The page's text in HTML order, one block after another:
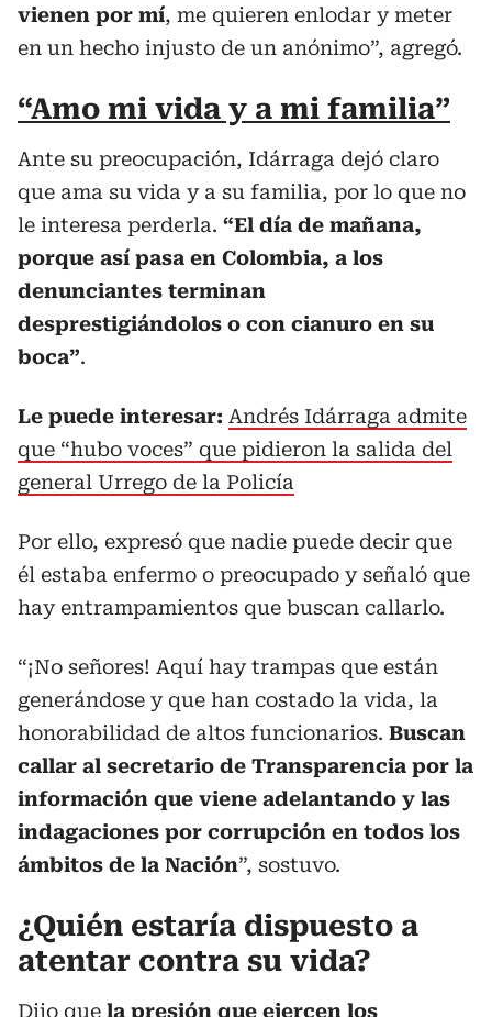
vienen por mí, me quieren enlodar y meter
en un hecho injusto de un anónimo”, agregó.
“Amo mi vida y a mi familia”
Ante su preocupación, Idárraga dejó claro
que ama su vida y a su familia, por lo que no
le interesa perderla. “El día de mañana,
porque así pasa en Colombia, a los
denunciantes terminan
desprestigiándolos o con cianuro en su
boca”.
Le puede interesar: Andrés Idárraga admite
que “hubo voces” que pidieron la salida del
general Urrego de la Policía
Por ello, expresó que nadie puede decir que
él estaba enfermo o preocupado y señaló que
hay entrampamientos que buscan callarlo.
“¡No señores! Aquí hay trampas que están
generándose y que han costado la vida, la
honorabilidad de altos funcionarios. Buscan
callar al secretario de Transparencia por la
información que viene adelantando y las
indagaciones por corrupción en todos los
ámbitos de la Nación”, sostuvo.
¿Quién estaría dispuesto a
atentar contra su vida?
Dijo que la presión que ejercen los